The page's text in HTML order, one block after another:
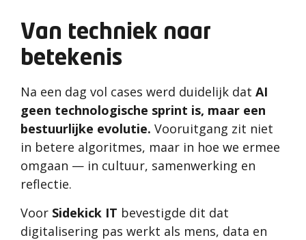
Van techniek naar
betekenis
Na een dag vol cases werd duidelijk dat AI
geen technologische sprint is, maar een
bestuurlijke evolutie. Vooruitgang zit niet
in betere algoritmes, maar in hoe we ermee
omgaan — in cultuur, samenwerking en
reflectie.
Voor Sidekick IT bevestigde dit dat
digitalisering pas werkt als mens, data en